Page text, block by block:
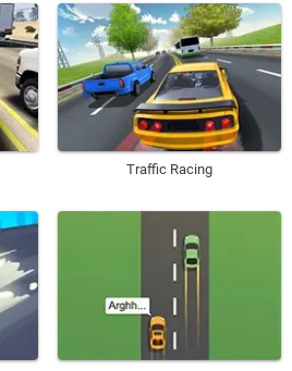
Traffic Racing